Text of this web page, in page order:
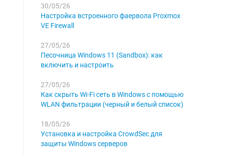
30/05/26
Настройка встроенного фаервола Proxmox
VE Firewall
27/05/26
Песочница Windows 11 (Sandbox): как
включить и настроить
27/05/26
Как скрыть Wi-Fi сеть в Windows с помощью
WLAN фильтрации (черный и белый список)
18/05/26
Установка и настройка CrowdSec для
защиты Windows серверов